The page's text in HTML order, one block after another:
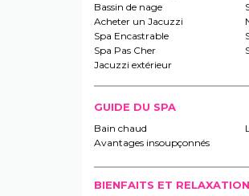
Bassin de nage
Acheter un Jacuzzi
Spa Encastrable
Spa Pas Cher
Jacuzzi extérieur
GUIDE DU SPA
Bain chaud
Avantages insoupçonnés
BIENFAITS ET RELAXATION